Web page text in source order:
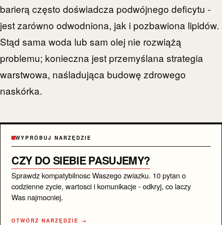
barierą często doświadcza podwójnego deficytu -
jest zarówno odwodniona, jak i pozbawiona lipidów.
Stąd sama woda lub sam olej nie rozwiążą
problemu; konieczna jest przemyślana strategia
warstwowa, naśladująca budowę zdrowego
naskórka.
WYPRÓBUJ NARZĘDZIE
CZY DO SIEBIE PASUJEMY?
Sprawdz kompatybilnosc Waszego zwiazku. 10 pytan o
codzienne zycie, wartosci i komunikacje - odkryj, co laczy
Was najmocniej.
OTWÓRZ NARZĘDZIE →